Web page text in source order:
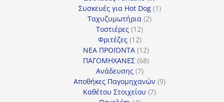
προϊόντα
Συσκευές για Hot Dog 11
Ταχυζυμωτήρια 22
Τοστιέρες 1212
προϊόντα
Φριτέζες 1212
προϊόντα
ΝΕΑ ΠΡΟΪΟΝΤΑ 1212
προϊόντα
ΠΑΓΟΜΗΧΑΝΕΣ 6868
Ανάδευσης 77
προϊόντα
Αποθήκες Παγομηχανών 99
Καθέτου Στοιχείου 77